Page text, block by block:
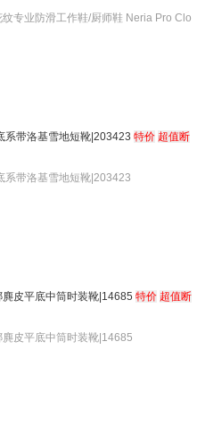
专业防滑工作鞋/厨师鞋 Neria Pro Clo
系带洛基雪地短靴|203423 特价 超值断
系带洛基雪地短靴|203423
皮平底中筒时装靴|14685 特价 超值断
皮平底中筒时装靴|14685